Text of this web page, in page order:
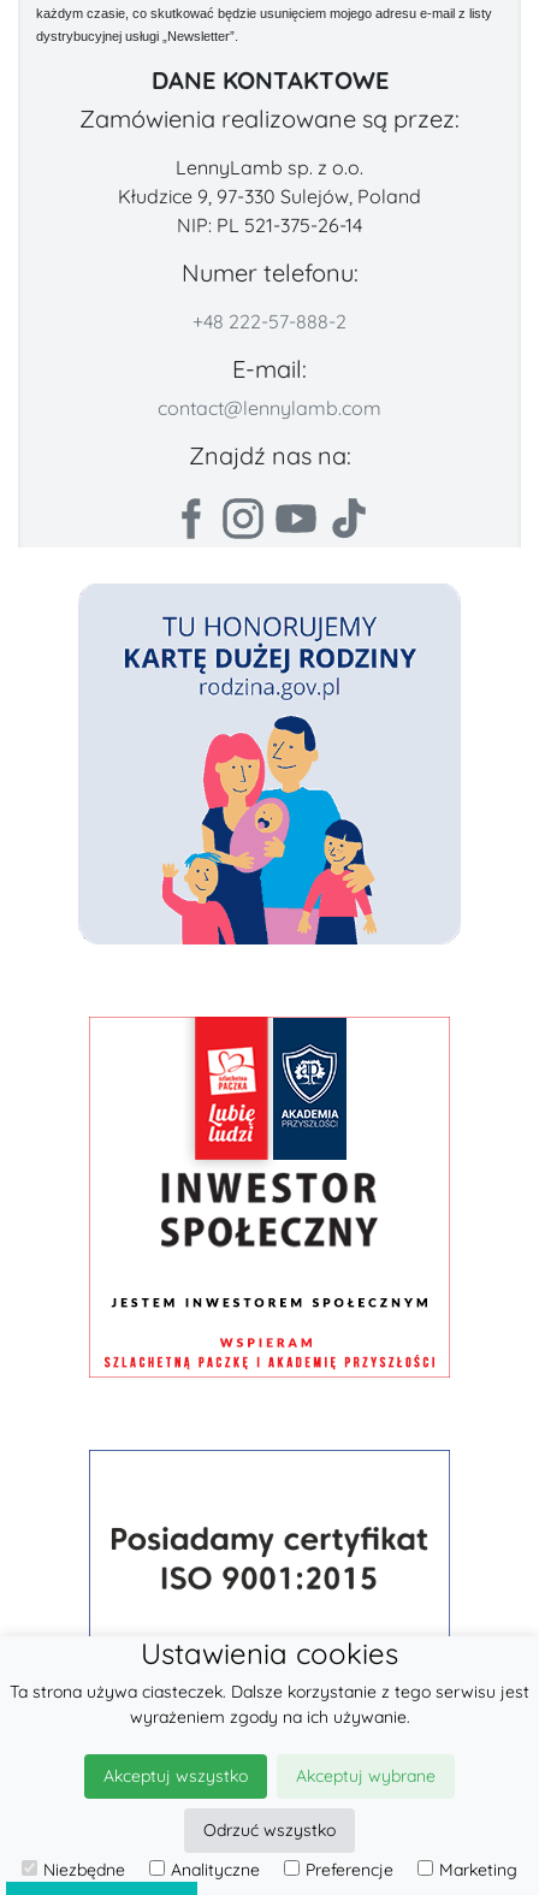
każdym czasie, co skutkować będzie usunięciem mojego adresu e-mail z listy
dystrybucyjnej usługi „Newsletter”.
DANE KONTAKTOWE
Zamówienia realizowane są przez:
LennyLamb sp. z o.o.
Kłudzice 9, 97-330 Sulejów, Poland
NIP: PL 521-375-26-14
Numer telefonu:
+48 222-57-888-2
E-mail:
contact@lennylamb.com
Znajdź nas na:
© 2026LennyLamb sp. z o.o.
Ustawienia cookies
Ta strona używa ciasteczek. Dalsze korzystanie z tego serwisu jest
wyrażeniem zgody na ich używanie.
Akceptuj wszystko Akceptuj wybrane
Odrzuć wszystko
Niezbędne
Analityczne Preferencje Marketing